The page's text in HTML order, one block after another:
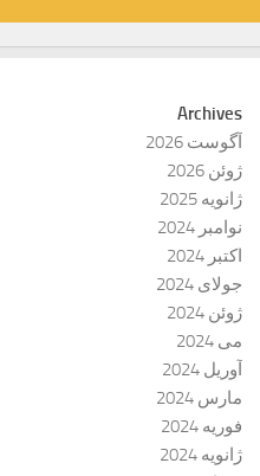
Archives
آگوست 2026
ژوئن 2026
ژانویه 2025
نوامبر 2024
اکتبر 2024
جولای 2024
ژوئن 2024
می 2024
آوریل 2024
مارس 2024
فوریه 2024
ژانویه 2024